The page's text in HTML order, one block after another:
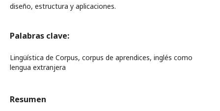
diseño, estructura y aplicaciones.
Palabras clave:
Lingüística de Corpus, corpus de aprendices, inglés como
lengua extranjera
Resumen